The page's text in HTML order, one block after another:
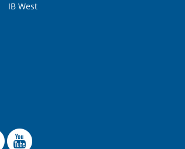
IB West
Seite des
Seite
Seite
Mastodon-
LinkedIn-
Xing-
Offizielle